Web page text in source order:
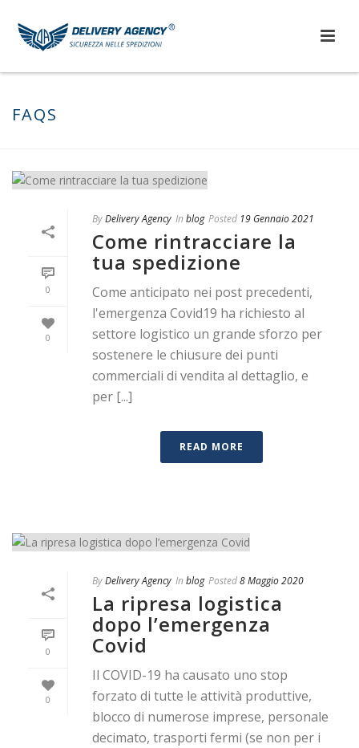
FAQS
0
0
ByDelivery Agency In blog Posted 19 Gennaio 2021
Come rintracciare la
tua spedizione
Come anticipato nei post precedenti,
l'emergenza Covid19 ha richiesto al
settore logistico un grande sforzo per
sostenere le chiusure dei punti
commerciali di vendita al dettaglio, e
per [...]
READ MORE
0
0
ByDelivery Agency In blog Posted8 Maggio 2020
La ripresa logistica
dopo l’emergenza
Covid
Il COVID-19 ha causato uno stop
forzato di tutte le attività produttive,
blocco di numerose imprese, personale
decimato, trasporti fermi (se non per i